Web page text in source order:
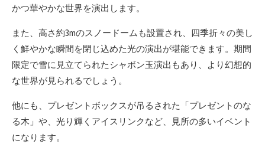
かつ華やかな世界を演出します。
また、高さ約3mのスノードームも設置され、四季折々の美し
く鮮やかな瞬間を閉じ込めた光の演出が堪能できます。期間
限定で雪に見立てられたシャボン玉演出もあり、より幻想的
な世界が見られるでしょう。
他にも、プレゼントボックスが吊るされた「プレゼントのな
る木」や、光り輝くアイスリンクなど、見所の多いイベント
になります。